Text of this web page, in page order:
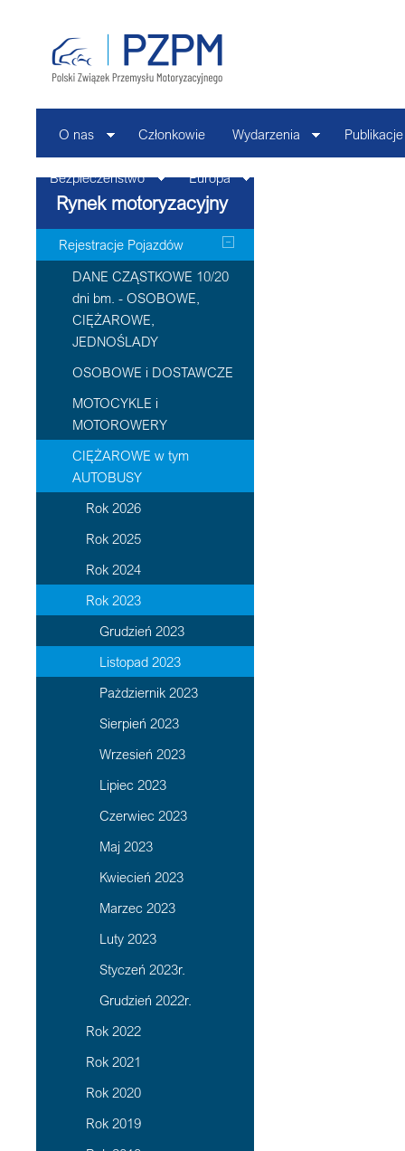
O nas Członkowie Wydarzenia Publikacje
Bezpieczeństwo Europa
Rynek motoryzacyjny
Rejestracje Pojazdów
DANE CZĄSTKOWE 10/20
dni bm. - OSOBOWE,
CIĘŻAROWE,
JEDNOŚLADY
OSOBOWE i DOSTAWCZE
MOTOCYKLE i
MOTOROWERY
CIĘŻAROWE w tym
AUTOBUSY
Rok 2026
Rok 2025
Rok 2024
Rok 2023
Grudzień 2023
Listopad 2023
Pażdziernik 2023
Sierpień 2023
Wrzesień 2023
Lipiec 2023
Czerwiec 2023
Maj 2023
Kwiecień 2023
Marzec 2023
Luty 2023
Styczeń 2023r.
Grudzień 2022r.
Rok 2022
Rok 2021
Rok 2020
Rok 2019